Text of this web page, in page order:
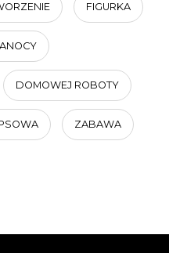
FIGURKA
DOMOWEJ ROBOTY
ZABAWA